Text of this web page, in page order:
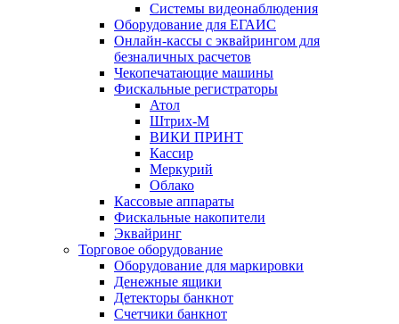
Системы видеонаблюдения
Оборудование для ЕГАИС
Онлайн-кассы с эквайрингом для
безналичных расчетов
Чекопечатающие машины
Фискальные регистраторы
Атол
Штрих-М
ВИКИ ПРИНТ
Кассир
Меркурий
Облако
Кассовые аппараты
Фискальные накопители
Эквайринг
Торговое оборудование
Оборудование для маркировки
Денежные ящики
Детекторы банкнот
Счетчики банкнот